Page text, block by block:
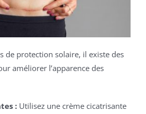
de protection solaire, il existe des
améliorer l’apparence des
: Utilisez une crème cicatrisante